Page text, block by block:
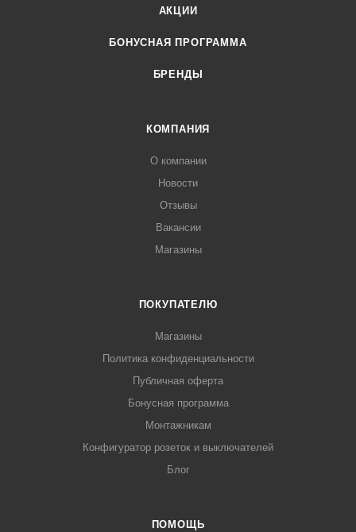
АКЦИИ
БОНУСНАЯ ПРОГРАММА
БРЕНДЫ
КОМПАНИЯ
О компании
Новости
Отзывы
Вакансии
Магазины
ПОКУПАТЕЛЮ
Магазины
Политика конфиденциальности
Публичная оферта
Бонусная программа
Монтажникам
Конфигуратор розеток и выключателей
Блог
ПОМОЩЬ